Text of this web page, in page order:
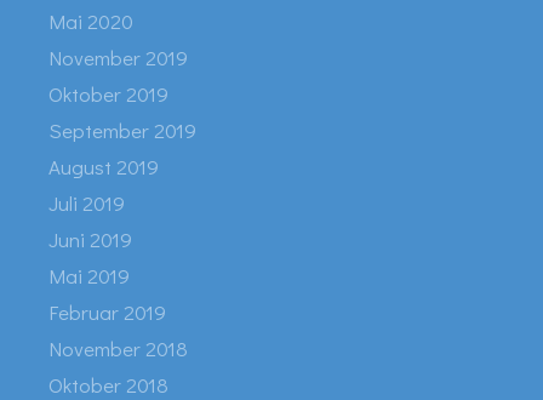
Mai 2020
November 2019
Oktober 2019
September 2019
August 2019
Juli 2019
Juni 2019
Mai 2019
Februar 2019
November 2018
Oktober 2018